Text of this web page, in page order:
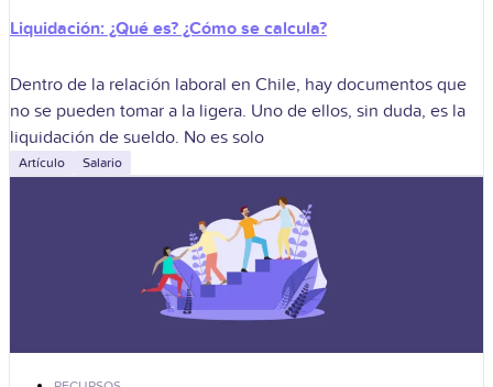
Liquidación: ¿Qué es? ¿Cómo se calcula?
Dentro de la relación laboral en Chile, hay documentos que
no se pueden tomar a la ligera. Uno de ellos, sin duda, es la
liquidación de sueldo. No es solo
Artículo Salario